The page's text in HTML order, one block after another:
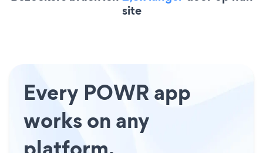
site
Every POWR app
works on any